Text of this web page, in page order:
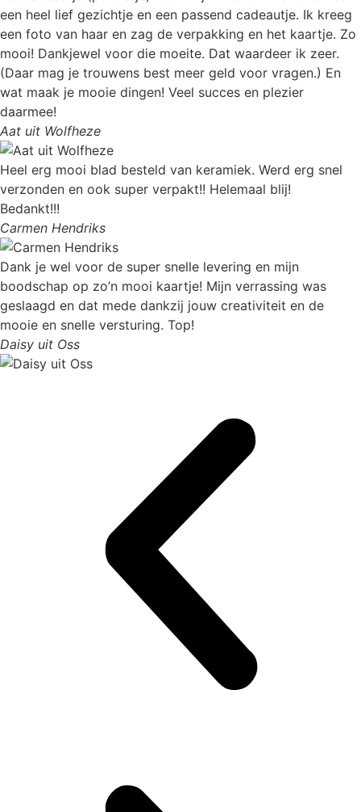
een heel lief gezichtje en een passend cadeautje. Ik kreeg
een foto van haar en zag de verpakking en het kaartje. Zo
mooi! Dankjewel voor die moeite. Dat waardeer ik zeer.
(Daar mag je trouwens best meer geld voor vragen.) En
wat maak je mooie dingen! Veel succes en plezier
daarmee!
Aat uit Wolfheze
Heel erg mooi blad besteld van keramiek. Werd erg snel
verzonden en ook super verpakt!! Helemaal blij!
Bedankt!!!
Carmen Hendriks
Dank je wel voor de super snelle levering en mijn
boodschap op zo’n mooi kaartje! Mijn verrassing was
geslaagd en dat mede dankzij jouw creativiteit en de
mooie en snelle versturing. Top!
Daisy uit Oss